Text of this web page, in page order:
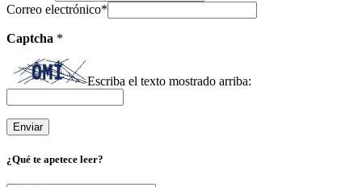
Correo electrónico*
Captcha *
Escriba el texto mostrado arriba:
¿Qué te apetece leer?